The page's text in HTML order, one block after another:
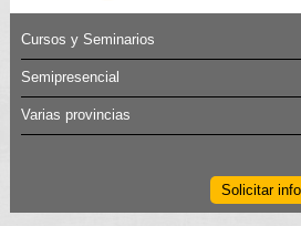
Cursos y Seminarios
Semipresencial
Varias provincias
Solicitar